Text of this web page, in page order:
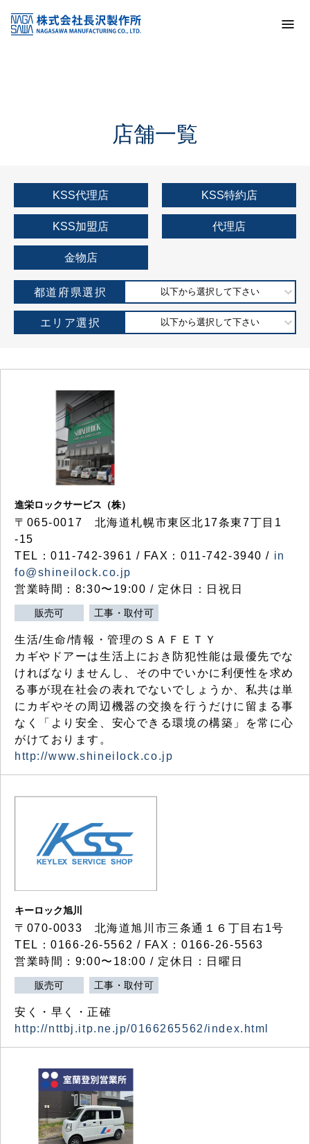
KSS加盟店・取扱店情報
店舗一覧
店舗一覧
KSS代理店 KSS特約店
KSS加盟店 代理店
金物店
都道府県選択 以下から選択して下さい
エリア選択 以下から選択して下さい
進栄ロックサービス（株）
〒065-0017 北海道札幌市東区北17条東7丁目1
-15
TEL：011-742-3961 / FAX：011-742-3940 / in
fo@shineilock.co.jp
営業時間：8:30〜19:00 / 定休日：日祝日
販売可 工事・取付可
生活/生命/情報・管理のＳＡＦＥＴＹ
カギやドアーは生活上におき防犯性能は最優先でな
ければなりませんし、その中でいかに利便性を求め
る事が現在社会の表れでないでしょうか、私共は単
にカギやその周辺機器の交換を行うだけに留まる事
なく「より安全、安心できる環境の構築」を常に心
がけております。
http://www.shineilock.co.jp
キーロック旭川
〒070-0033 北海道旭川市三条通１６丁目右1号
TEL：0166-26-5562 / FAX：0166-26-5563
営業時間：9:00〜18:00 / 定休日：日曜日
販売可 工事・取付可
安く・早く・正確
http://nttbj.itp.ne.jp/0166265562/index.html